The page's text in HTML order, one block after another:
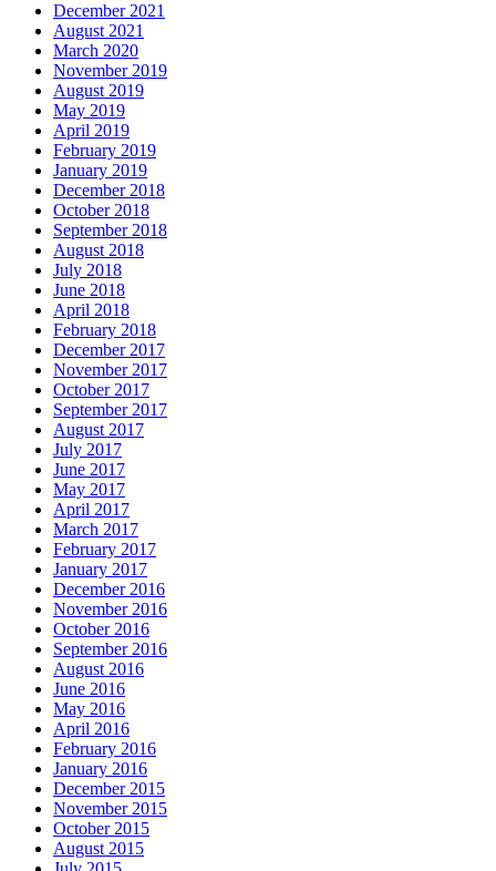
December 2021
August 2021
March 2020
November 2019
August 2019
May 2019
April 2019
February 2019
January 2019
December 2018
October 2018
September 2018
August 2018
July 2018
June 2018
April 2018
February 2018
December 2017
November 2017
October 2017
September 2017
August 2017
July 2017
June 2017
May 2017
April 2017
March 2017
February 2017
January 2017
December 2016
November 2016
October 2016
September 2016
August 2016
June 2016
May 2016
April 2016
February 2016
January 2016
December 2015
November 2015
October 2015
August 2015